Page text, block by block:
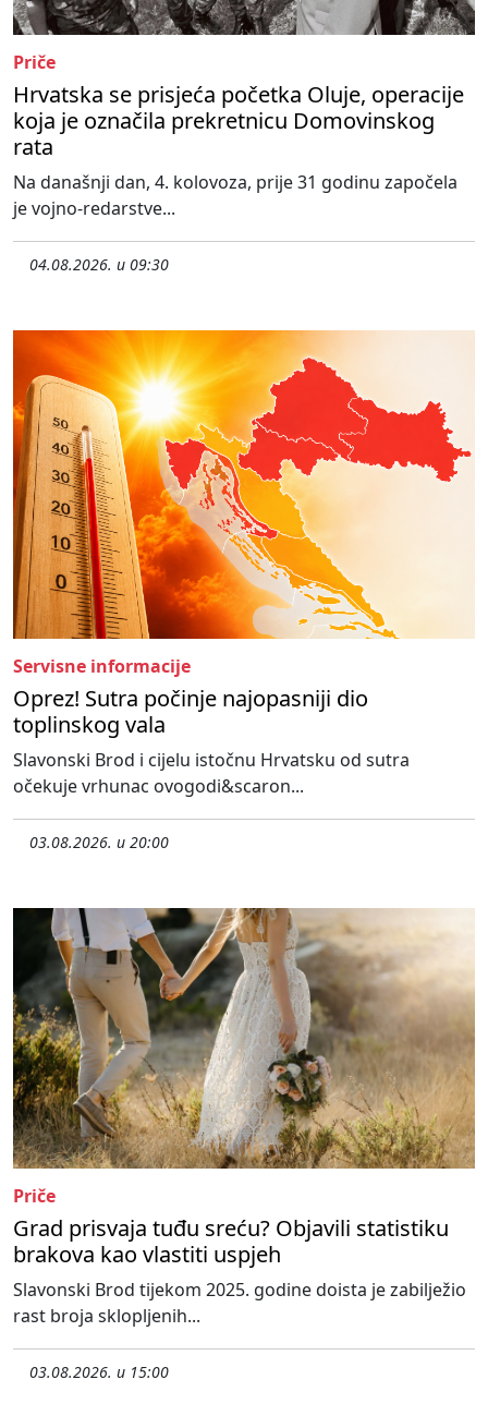
Priče
Hrvatska se prisjeća početka Oluje, operacije
koja je označila prekretnicu Domovinskog
rata
Na današnji dan, 4. kolovoza, prije 31 godinu započela
je vojno-redarstve...
04.08.2026. u 09:30
Servisne informacije
Oprez! Sutra počinje najopasniji dio
toplinskog vala
Slavonski Brod i cijelu istočnu Hrvatsku od sutra
očekuje vrhunac ovogodi&scaron...
03.08.2026. u 20:00
Priče
Grad prisvaja tuđu sreću? Objavili statistiku
brakova kao vlastiti uspjeh
Slavonski Brod tijekom 2025. godine doista je zabilježio
rast broja sklopljenih...
03.08.2026. u 15:00